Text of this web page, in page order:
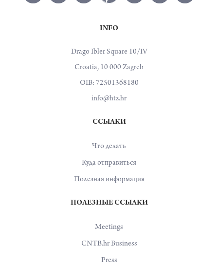
INFO
Drago Ibler Square 10/IV
Croatia, 10 000 Zagreb
OIB: 72501368180
info@htz.hr
ССЫЛКИ
Что делать
Куда отправиться
Полезная информация
ПОЛЕЗНЫЕ ССЫЛКИ
Meetings
CNTB.hr Business
Press